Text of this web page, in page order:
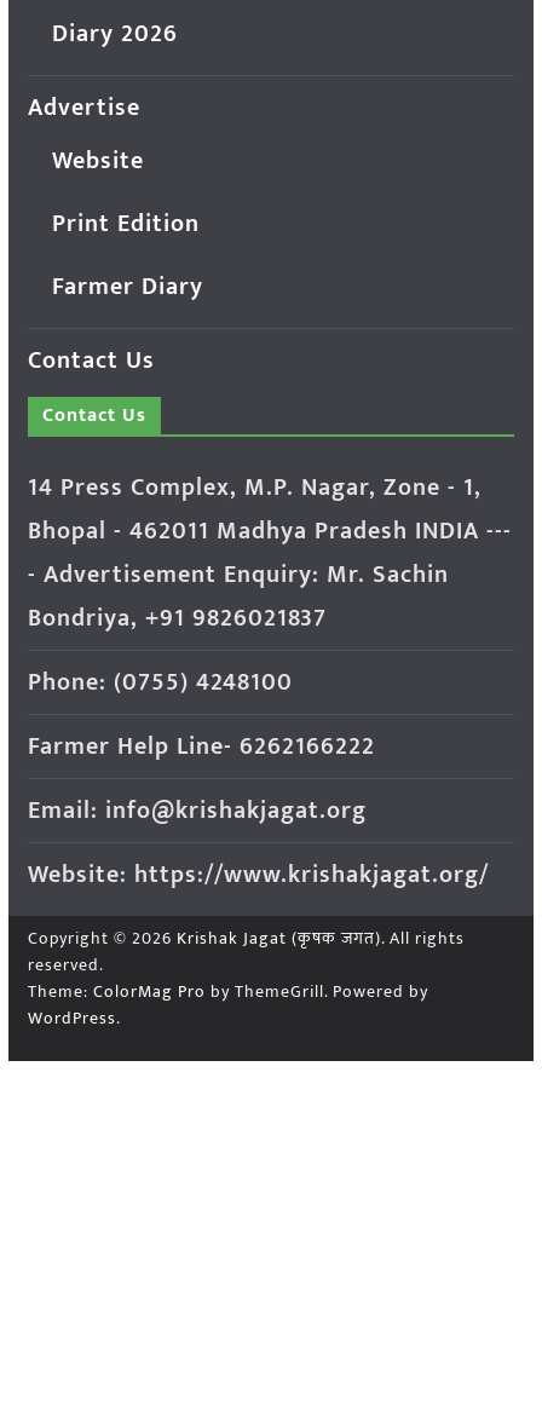
Diary 2026
Advertise
Website
Print Edition
Farmer Diary
Contact Us
Contact Us
14 Press Complex, M.P. Nagar, Zone - 1,
Bhopal - 462011 Madhya Pradesh INDIA ---
- Advertisement Enquiry: Mr. Sachin
Bondriya, +91 9826021837
Phone: (0755) 4248100
Farmer Help Line- 6262166222
Email: info@krishakjagat.org
Website: https://www.krishakjagat.org/
Copyright © 2026 Krishak Jagat (कृषक जगत). All rights
reserved.
Theme: ColorMag Pro by ThemeGrill. Powered by
WordPress.